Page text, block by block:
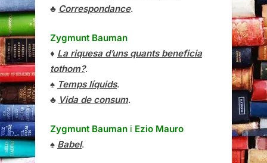
♣ Correspondance.
Zygmunt Bauman
♦ La riquesa d’uns quants beneficia
tothom?.
♠ Temps líquids.
♣ Vida de consum.
Zygmunt Bauman i Ezio Mauro
♠ Babel.